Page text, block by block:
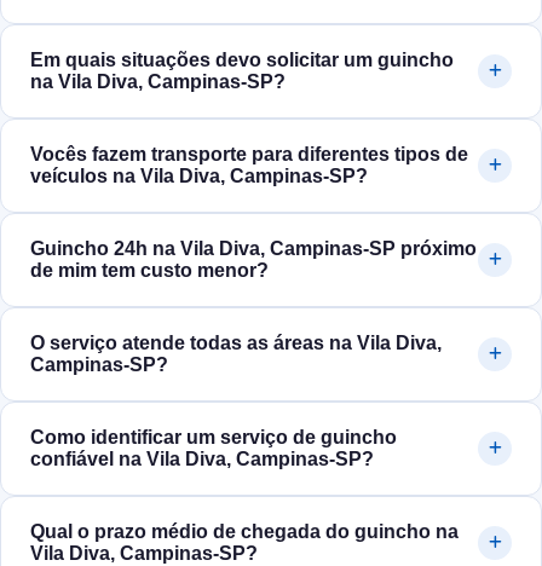
Em quais situações devo solicitar um guincho
na Vila Diva, Campinas‑SP?
Vocês fazem transporte para diferentes tipos de
veículos na Vila Diva, Campinas‑SP?
Guincho 24h na Vila Diva, Campinas‑SP próximo
de mim tem custo menor?
O serviço atende todas as áreas na Vila Diva,
Campinas‑SP?
Como identificar um serviço de guincho
confiável na Vila Diva, Campinas‑SP?
Qual o prazo médio de chegada do guincho na
Vila Diva, Campinas‑SP?